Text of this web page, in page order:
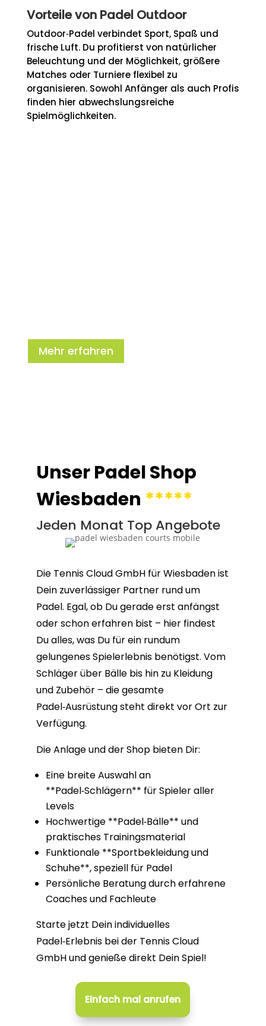
Vorteile von Padel Outdoor
Outdoor‑Padel verbindet Sport, Spaß und
frische Luft. Du profitierst von natürlicher
Beleuchtung und der Möglichkeit, größere
Matches oder Turniere flexibel zu
organisieren. Sowohl Anfänger als auch Profis
finden hier abwechslungsreiche
Spielmöglichkeiten.
Mehr erfahren
Unser Padel Shop
Wiesbaden *****
Jeden Monat Top Angebote
Die Tennis Cloud GmbH für Wiesbaden ist
Dein zuverlässiger Partner rund um
Padel. Egal, ob Du gerade erst anfängst
oder schon erfahren bist – hier findest
Du alles, was Du für ein rundum
gelungenes Spielerlebnis benötigst. Vom
Schläger über Bälle bis hin zu Kleidung
und Zubehör – die gesamte
Padel‑Ausrüstung steht direkt vor Ort zur
Verfügung.
Die Anlage und der Shop bieten Dir:
Eine breite Auswahl an
**Padel‑Schlägern** für Spieler aller
Levels
Hochwertige **Padel‑Bälle** und
praktisches Trainingsmaterial
Funktionale **Sportbekleidung und
Schuhe**, speziell für Padel
Persönliche Beratung durch erfahrene
Coaches und Fachleute
Starte jetzt Dein individuelles
Padel‑Erlebnis bei der Tennis Cloud
GmbH und genieße direkt Dein Spiel!
Einfach mal anrufen